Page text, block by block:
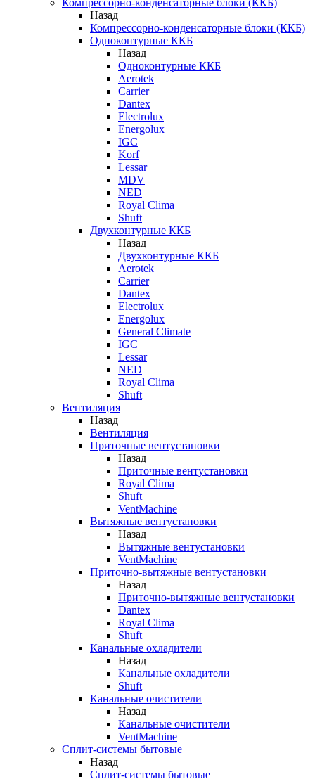
Компрессорно-конденсаторные блоки (ККБ)
Назад
Компрессорно-конденсаторные блоки (ККБ)
Одноконтурные ККБ
Назад
Одноконтурные ККБ
Aerotek
Carrier
Dantex
Electrolux
Energolux
IGC
Korf
Lessar
MDV
NED
Royal Clima
Shuft
Двухконтурные ККБ
Назад
Двухконтурные ККБ
Aerotek
Carrier
Dantex
Electrolux
Energolux
General Climate
IGC
Lessar
NED
Royal Clima
Shuft
Вентиляция
Назад
Вентиляция
Приточные вентустановки
Назад
Приточные вентустановки
Royal Clima
Shuft
VentMachine
Вытяжные вентустановки
Назад
Вытяжные вентустановки
VentMachine
Приточно-вытяжные вентустановки
Назад
Приточно-вытяжные вентустановки
Dantex
Royal Clima
Shuft
Канальные охладители
Назад
Канальные охладители
Shuft
Канальные очистители
Назад
Канальные очистители
VentMachine
Сплит-системы бытовые
Назад
Сплит-системы бытовые